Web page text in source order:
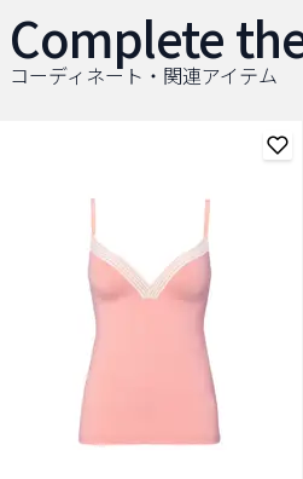
Complete
コーディネート・関連アイテム